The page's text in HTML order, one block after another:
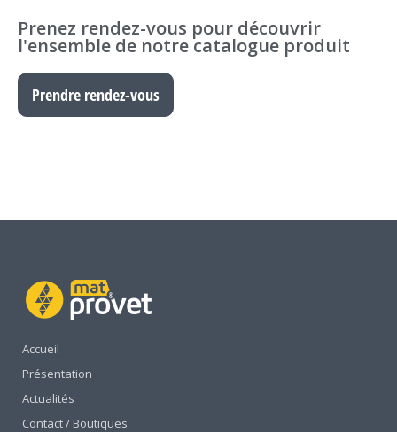
Prenez rendez-vous pour découvrir
l'ensemble de notre catalogue produit
Prendre rendez-vous
Accueil
Présentation
Actualités
Contact / Boutiques